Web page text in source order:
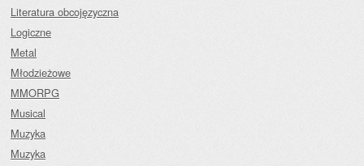
Literatura obcojęzyczna
Logiczne
Metal
Młodzieżowe
MMORPG
Musical
Muzyka
Muzyka